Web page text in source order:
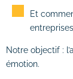
Et
Notre objectif :
émotion.